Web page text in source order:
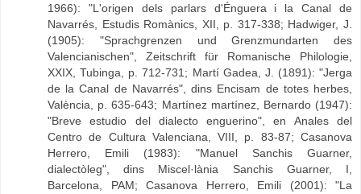
1966): "L'origen dels parlars d'Énguera i la Canal de
Navarrés, Estudis Romànics, XII, p. 317-338; Hadwiger, J.
(1905): "Sprachgrenzen und Grenzmundarten des
Valencianischen", Zeitschrift für Romanische Philologie,
XXIX, Tubinga, p. 712-731; Martí Gadea, J. (1891): "Jerga
de la Canal de Navarrés", dins Encisam de totes herbes,
València, p. 635-643; Martínez martínez, Bernardo (1947):
"Breve estudio del dialecto enguerino", en Anales del
Centro de Cultura Valenciana, VIII, p. 83-87; Casanova
Herrero, Emili (1983): "Manuel Sanchis Guarner,
dialectòleg", dins Miscel·lània Sanchis Guarner, I,
Barcelona, PAM; Casanova Herrero, Emili (2001): "La